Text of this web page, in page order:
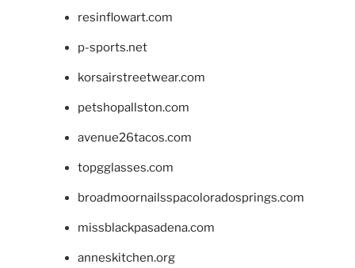
resinflowart.com
p-sports.net
korsairstreetwear.com
petshopallston.com
avenue26tacos.com
topgglasses.com
broadmoornailsspacoloradosprings.com
missblackpasadena.com
anneskitchen.org